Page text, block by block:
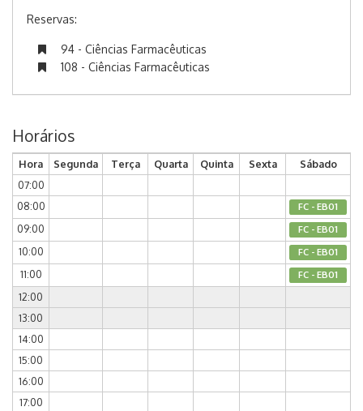
Reservas:
94 - Ciências Farmacêuticas
108 - Ciências Farmacêuticas
Horários
Hora Segunda Terça Quarta Quinta Sexta
Sábado
07:00
08:00
FC - EB01
09:00 FC - EB01
10:00 FC - EB01
11:00 FC - EB01
12:00
13:00
14:00
15:00
16:00
17:00